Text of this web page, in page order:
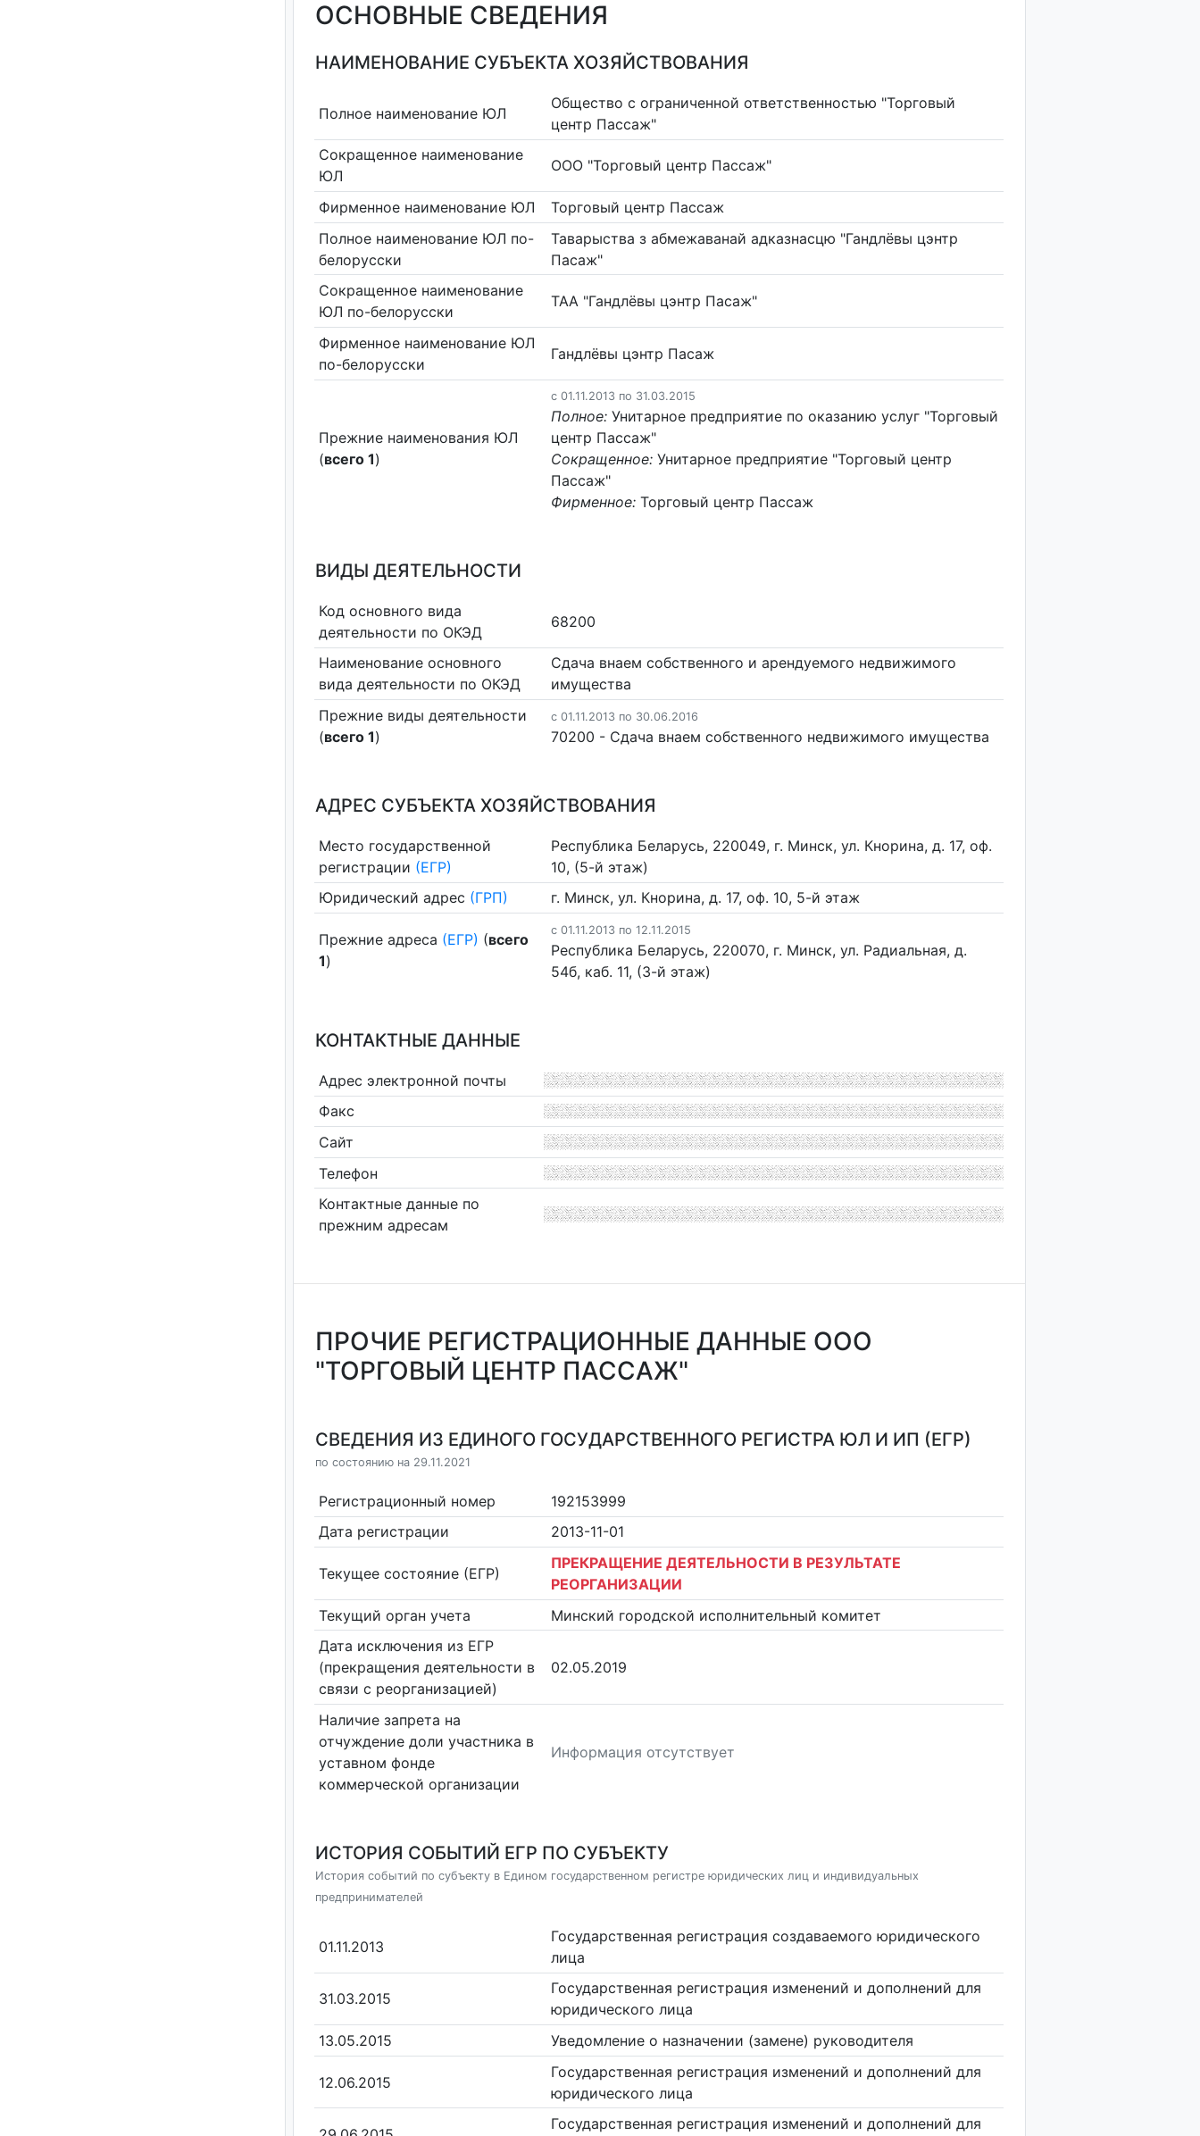
ОСНОВНЫЕ СВЕДЕНИЯ
НАИМЕНОВАНИЕ СУБЪЕКТА ХОЗЯЙСТВОВАНИЯ
Полное наименование ЮЛ
Общество с ограниченной ответственностью "Торговый
центр Пассаж"
Сокращенное наименование
ЮЛ
ООО "Торговый центр Пассаж"
Фирменное наименование ЮЛ
Торговый центр Пассаж
Полное наименование ЮЛ по-
белорусски
Таварыства з абмежаванай адказнасцю "Гандлёвы цэнтр
Пасаж"
Сокращенное наименование
ЮЛ по-белорусски
ТАА "Гандлёвы цэнтр Пасаж"
Фирменное наименование ЮЛ
по-белорусски
Гандлёвы цэнтр Пасаж
Прежние наименования ЮЛ
(всего 1)
c 01.11.2013 по 31.03.2015
Полное: Унитарное предприятие по оказанию услуг "Торговый
центр Пассаж"
Сокращенное: Унитарное предприятие "Торговый центр
Пассаж"
Фирменное: Торговый центр Пассаж
ВИДЫ ДЕЯТЕЛЬНОСТИ
Код основного вида
деятельности по ОКЭД
68200
Наименование основного
вида деятельности по ОКЭД
Сдача внаем собственного и арендуемого недвижимого
имущества
Прежние виды деятельности
(всего 1)
c 01.11.2013 по 30.06.2016
70200 - Сдача внаем собственного недвижимого имущества
АДРЕС СУБЪЕКТА ХОЗЯЙСТВОВАНИЯ
Место государственной
регистрации (ЕГР)
Республика Беларусь, 220049, г. Минск, ул. Кнорина, д. 17, оф.
10, (5-й этаж)
Юридический адрес (ГРП) г. Минск, ул. Кнорина, д. 17, оф. 10, 5-й этаж
Прежние адреса (ЕГР) (всего
1)
c 01.11.2013 по 12.11.2015
Республика Беларусь, 220070, г. Минск, ул. Радиальная, д.
54б, каб. 11, (3-й этаж)
КОНТАКТНЫЕ ДАННЫЕ
Адрес электронной почты
Факс
Сайт
Телефон
Контактные данные по
прежним адресам
ПРОЧИЕ РЕГИСТРАЦИОННЫЕ ДАННЫЕ ООО
"ТОРГОВЫЙ ЦЕНТР ПАССАЖ"
СВЕДЕНИЯ ИЗ ЕДИНОГО ГОСУДАРСТВЕННОГО РЕГИСТРА ЮЛ И ИП (ЕГР)
по состоянию на 29.11.2021
Регистрационный номер
192153999
Дата регистрации
2013-11-01
Текущее состояние (ЕГР)
ПРЕКРАЩЕНИЕ ДЕЯТЕЛЬНОСТИ В РЕЗУЛЬТАТЕ
РЕОРГАНИЗАЦИИ
Текущий орган учета
Минский городской исполнительный комитет
Дата исключения из ЕГР
(прекращения деятельности в
связи с реорганизацией)
02.05.2019
Наличие запрета на
отчуждение доли участника в
уставном фонде
коммерческой организации
Информация отсутствует
ИСТОРИЯ СОБЫТИЙ ЕГР ПО СУБЪЕКТУ
История событий по субъекту в Едином государственном регистре юридических лиц и индивидуальных
предпринимателей
01.11.2013
Государственная регистрация создаваемого юридического
лица
31.03.2015
Государственная регистрация изменений и дополнений для
юридического лица
13.05.2015
Уведомление о назначении (замене) руководителя
12.06.2015
Государственная регистрация изменений и дополнений для
юридического лица
Государственная регистрация изменений и дополнений для